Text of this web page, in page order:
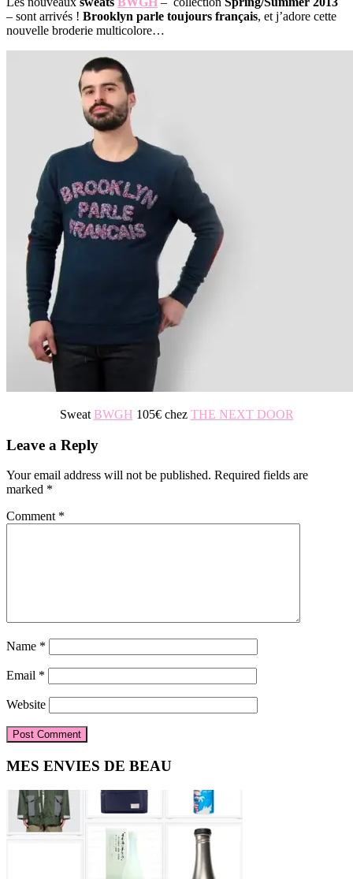
– sont arrivés ! Brooklyn parle toujours français, et j’adore cette
nouvelle broderie multicolore…
Sweat BWGH 105€ chez THE NEXT DOOR
Reader
Leave a Reply
Your email address will not be published. Required fields are
marked *
Comment *
Name *
Email *
Website
Primary
Sidebar
MES ENVIES DE BEAU